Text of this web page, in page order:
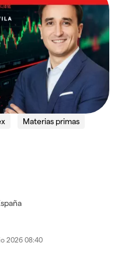
Materias primas
2026 08:40